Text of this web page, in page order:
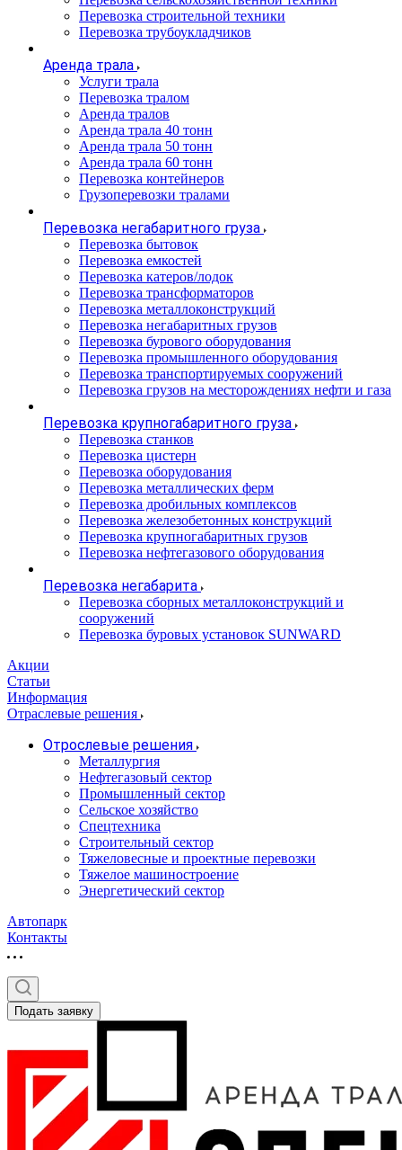
Перевозка строительной техники
Перевозка трубоукладчиков
Аренда трала
Услуги трала
Перевозка тралом
Аренда тралов
Аренда трала 40 тонн
Аренда трала 50 тонн
Аренда трала 60 тонн
Перевозка контейнеров
Грузоперевозки тралами
Перевозка негабаритного груза
Перевозка бытовок
Перевозка емкостей
Перевозка катеров/лодок
Перевозка трансформаторов
Перевозка металлоконструкций
Перевозка негабаритных грузов
Перевозка бурового оборудования
Перевозка промышленного оборудования
Перевозка транспортируемых сооружений
Перевозка грузов на месторождениях нефти и газа
Перевозка крупногабаритного груза
Перевозка станков
Перевозка цистерн
Перевозка оборудования
Перевозка металлических ферм
Перевозка дробильных комплексов
Перевозка железобетонных конструкций
Перевозка крупногабаритных грузов
Перевозка нефтегазового оборудования
Перевозка негабарита
Перевозка сборных металлоконструкций и
сооружений
Перевозка буровых установок SUNWARD
Акции
Статьи
Информация
Отраслевые решения
Отрослевые решения
Металлургия
Нефтегазовый сектор
Промышленный сектор
Сельское хозяйство
Спецтехника
Строительный сектор
Тяжеловесные и проектные перевозки
Тяжелое машиностроение
Энергетический сектор
Автопарк
Контакты
Подать заявку